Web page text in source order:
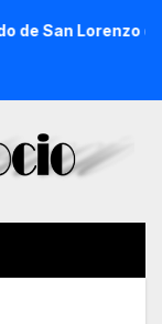
de Getxo reunirá